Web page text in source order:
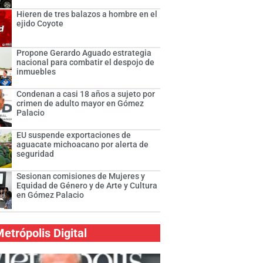
Hieren de tres balazos a hombre en el
ejido Coyote
Propone Gerardo Aguado estrategia
nacional para combatir el despojo de
inmuebles
Condenan a casi 18 años a sujeto por
crimen de adulto mayor en Gómez
Palacio
EU suspende exportaciones de
aguacate michoacano por alerta de
seguridad
Sesionan comisiones de Mujeres y
Equidad de Género y de Arte y Cultura
en Gómez Palacio
Digital